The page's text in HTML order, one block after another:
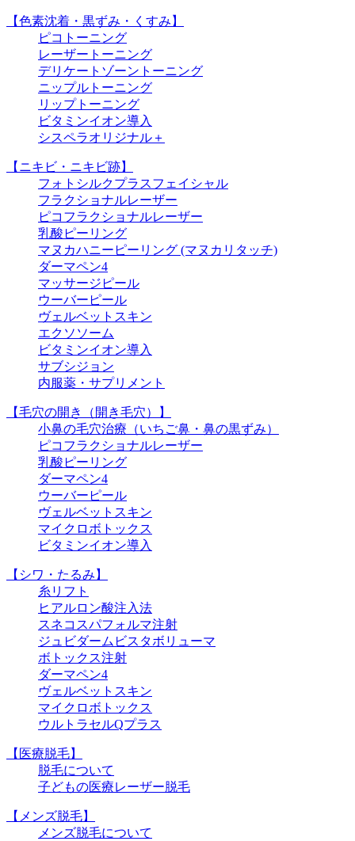
【色素沈着・黒ずみ・くすみ】
ピコトーニング
レーザートーニング
デリケートゾーントーニング
ニップルトーニング
リップトーニング
ビタミンイオン導入
シスペラオリジナル＋
【ニキビ・ニキビ跡】
フォトシルクプラスフェイシャル
フラクショナルレーザー
ピコフラクショナルレーザー
乳酸ピーリング
マヌカハニーピーリング (マヌカリタッチ)
ダーマペン4
マッサージピール
ウーバーピール
ヴェルベットスキン
エクソソーム
ビタミンイオン導入
サブシジョン
内服薬・サプリメント
【毛穴の開き（開き毛穴）】
小鼻の毛穴治療（いちご鼻・鼻の黒ずみ）
ピコフラクショナルレーザー
乳酸ピーリング
ダーマペン4
ウーバーピール
ヴェルベットスキン
マイクロボトックス
ビタミンイオン導入
【シワ・たるみ】
糸リフト
ヒアルロン酸注入法
スネコスパフォルマ注射
ジュビダームビスタボリューマ
ボトックス注射
ダーマペン4
ヴェルベットスキン
マイクロボトックス
ウルトラセルQプラス
【医療脱毛】
脱毛について
子どもの医療レーザー脱毛
【メンズ脱毛】
メンズ脱毛について